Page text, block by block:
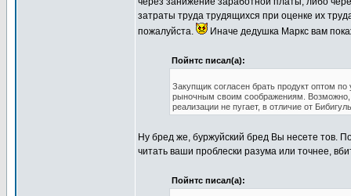
затраты труда трудящихся при оценке их
пожалуйста.
Иначе дедушка Маркс вам
Пойнтс писал(а):
Закупщик согласен брать продукт оптом
рыночным своим соображениям. Возможно,
реализации не пугает, в отличие от
Ну бред же, буржуйский бред Вы несете тов.
читать ваши проблески разума или точнее,
Пойнтс писал(а):